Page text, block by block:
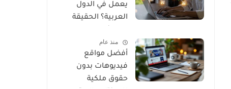
يعمل في الدول
العربية؟ الحقيقة
منذ عام
أفضل مواقع
فيديوهات بدون
حقوق ملكية